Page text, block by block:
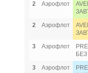
2
Аэрофлот
2
Аэрофлот
3
Аэрофлот
3
Аэрофлот